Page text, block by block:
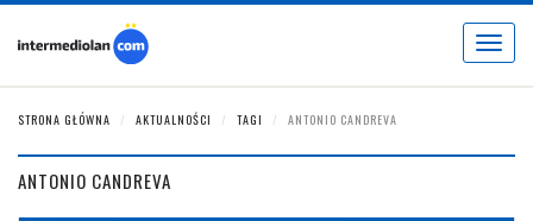
Toggle
STRONA GŁÓWNA AKTUALNOŚCI TAGI ANTONIO CANDREVA
ANTONIO CANDREVA